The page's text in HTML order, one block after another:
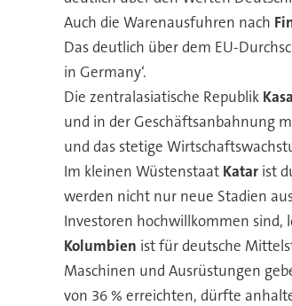
Auch die Warenausfuhren nach
Das deutlich über dem EU-
in Germany‘.
Die zentralasiatische Republik
und in der Geschäftsanbahnung
und das stetige
Im kleinen Wüstenstaat Katarist
werden nicht nur neue Stadien
Investoren hochwillkommen sind,
Kolumbien ist für deutsche
Maschinen und Ausrüstungen
von 36 % erreichten, dürfte